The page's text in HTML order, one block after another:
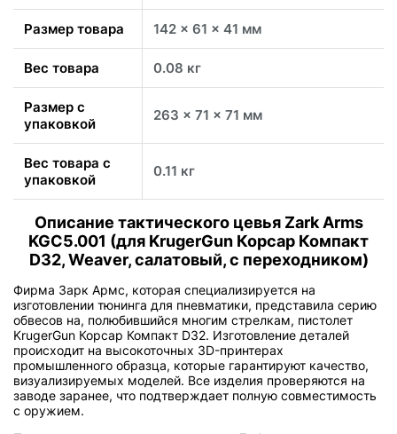
Размер товара 142 x 61 x 41 мм
Вес товара 0.08 кг
Размер с
упаковкой
263 x 71 x 71 мм
Вес товара с
упаковкой
0.11 кг
Описание тактического цевья Zark Arms
KGC5.001 (для KrugerGun Корсар Компакт
D32, Weaver, салатовый, с переходником)
Фирма Зарк Армс, которая специализируется на
изготовлении тюнинга для пневматики, представила серию
обвесов на, полюбившийся многим стрелкам, пистолет
KrugerGun Корсар Компакт D32. Изготовление деталей
происходит на высокоточных 3D-принтерах
промышленного образца, которые гарантируют качество,
визуализируемых моделей. Все изделия проверяются на
заводе заранее, что подтверждает полную совместимость
с оружием.